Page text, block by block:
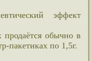
эффект
обычно в
пакетиках по 1,5г.